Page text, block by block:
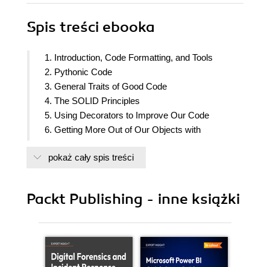
Spis treści ebooka
1. Introduction, Code Formatting, and Tools
2. Pythonic Code
3. General Traits of Good Code
4. The SOLID Principles
5. Using Decorators to Improve Our Code
6. Getting More Out of Our Objects with
7. Generators, Iterators, and Asynchronous
9. Common Design Patterns
pokaż cały spis treści
Packt Publishing - inne książki